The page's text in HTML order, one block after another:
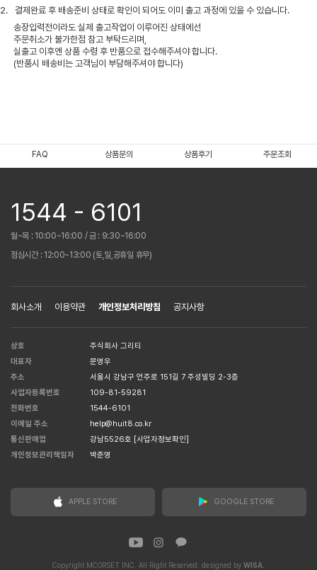
2.
결제완료 후 배송준비 상태로 확인이 되어도 이미 출고 과정에 있을 수 있습니다.
송장입력전이라도 실제 출고작업이 이루어진 상태에선
주문취소가 불가한점 참고 부탁드리며,
실출고 이후엔 상품 수령 후 반품으로 접수해주셔야 합니다.
(반품시 배송비는 고객님이 부담해주셔야 합니다)
FAQ 상품문의 상품후기 주문조회
1544 - 6101
월~목 : 10:00~16:00 / 금 : 9:30~16:00
점심시간 : 12:00~13:00 (토,일,공휴일 휴무)
회사소개 이용약관 개인정보처리방침 공지사항
상호
주식회사 그리티
대표자
문영우
주소
서울시 강남구 언주로 151길 7 주성빌딩 2-3층
사업자등록번호
109-81-59281
전화번호
1544-6101
이메일 주소
help@huit8.co.kr
통신판매업
강남5526호 [사업자정보확인]
개인정보관리책임자
박준영
APPLE STORE GOOGLE STORE
Copyright MCORSET INC. All Right Reserved. designed by WISA.